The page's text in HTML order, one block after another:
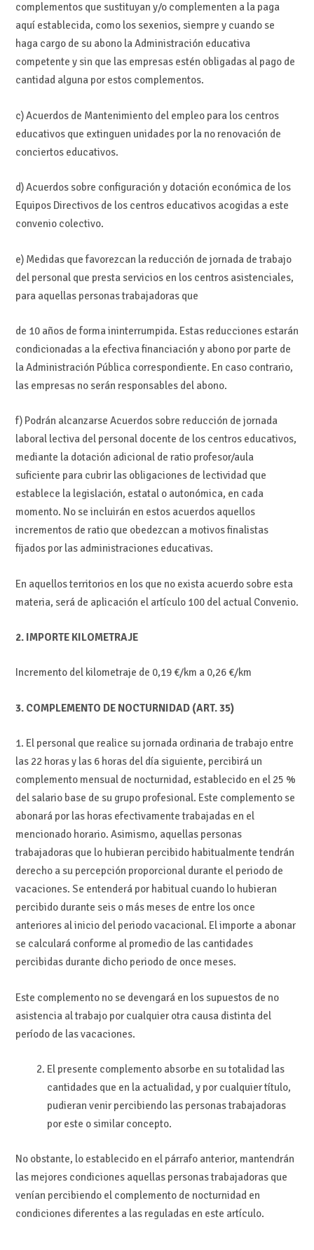
complementos que sustituyan y/o complementen a la paga
aquí establecida, como los sexenios, siempre y cuando se
haga cargo de su abono la Administración educativa
competente y sin que las empresas estén obligadas al pago de
cantidad alguna por estos complementos.
c) Acuerdos de Mantenimiento del empleo para los centros
educativos que extinguen unidades por la no renovación de
conciertos educativos.
d) Acuerdos sobre configuración y dotación económica de los
Equipos Directivos de los centros educativos acogidas a este
convenio colectivo.
e) Medidas que favorezcan la reducción de jornada de trabajo
del personal que presta servicios en los centros asistenciales,
para aquellas personas trabajadoras que
de 10 años de forma ininterrumpida. Estas reducciones estarán
condicionadas a la efectiva financiación y abono por parte de
la Administración Pública correspondiente. En caso contrario,
las empresas no serán responsables del abono.
f) Podrán alcanzarse Acuerdos sobre reducción de jornada
laboral lectiva del personal docente de los centros educativos,
mediante la dotación adicional de ratio profesor/aula
suficiente para cubrir las obligaciones de lectividad que
establece la legislación, estatal o autonómica, en cada
momento. No se incluirán en estos acuerdos aquellos
incrementos de ratio que obedezcan a motivos finalistas
fijados por las administraciones educativas.
En aquellos territorios en los que no exista acuerdo sobre esta
materia, será de aplicación el artículo 100 del actual Convenio.
2. IMPORTE KILOMETRAJE
Incremento del kilometraje de 0,19 €/km a 0,26 €/km
3. COMPLEMENTO DE NOCTURNIDAD (ART. 35)
1. El personal que realice su jornada ordinaria de trabajo entre
las 22 horas y las 6 horas del día siguiente, percibirá un
complemento mensual de nocturnidad, establecido en el 25 %
del salario base de su grupo profesional. Este complemento se
abonará por las horas efectivamente trabajadas en el
mencionado horario. Asimismo, aquellas personas
trabajadoras que lo hubieran percibido habitualmente tendrán
derecho a su percepción proporcional durante el periodo de
vacaciones. Se entenderá por habitual cuando lo hubieran
percibido durante seis o más meses de entre los once
anteriores al inicio del periodo vacacional. El importe a abonar
se calculará conforme al promedio de las cantidades
percibidas durante dicho periodo de once meses.
Este complemento no se devengará en los supuestos de no
asistencia al trabajo por cualquier otra causa distinta del
período de las vacaciones.
El presente complemento absorbe en su totalidad las
cantidades que en la actualidad, y por cualquier título,
pudieran venir percibiendo las personas trabajadoras
por este o similar concepto.
No obstante, lo establecido en el párrafo anterior, mantendrán
las mejores condiciones aquellas personas trabajadoras que
venían percibiendo el complemento de nocturnidad en
condiciones diferentes a las reguladas en este artículo.